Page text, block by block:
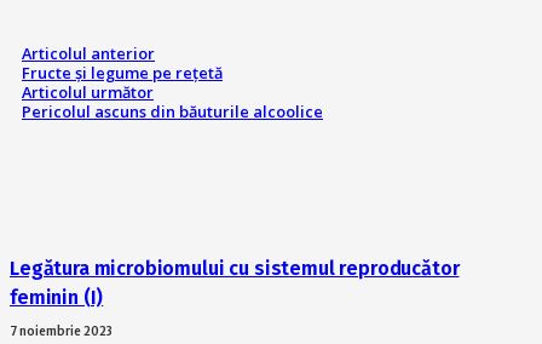
Articolul anterior
Fructe şi legume pe reţetă
Articolul următor
Pericolul ascuns din băuturile alcoolice
Legătura microbiomului cu sistemul reproducător
feminin (I)
7 noiembrie 2023